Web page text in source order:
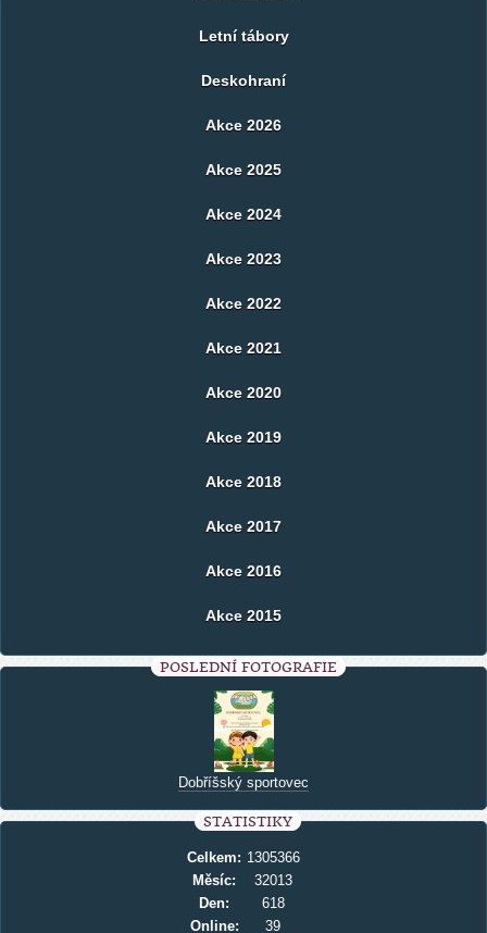
Letní tábory
Deskohraní
Akce 2026
Akce 2025
Akce 2024
Akce 2023
Akce 2022
Akce 2021
Akce 2020
Akce 2019
Akce 2018
Akce 2017
Akce 2016
Akce 2015
POSLEDNÍ FOTOGRAFIE
Dobříšský sportovec
STATISTIKY
Online: 39
Celkem: 1305366
Měsíc:
32013
Den:
618